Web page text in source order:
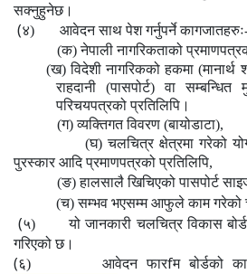
सक्नुहुनेछ।
(४)
आवेदन साथ पेश गर्नुपर्ने
(क) नेपाली नागरिकताको प्रमाणपत्रको
(ख)विदेशी नागरिकको हकमा
राहदानी (पासपोर्ट) वासम्बन्धित
परिचयपत्रको प्रतिलिपि।
(ग) व्यक्तिगत विवरण (बायोडाटा),
(घ) चलचित्र क्षेत्रमा गरेको
पुरस्कार आदि प्रमाणपत्रको प्रतिलिपि,
(ङ) हालसालै खिचिएको पासपोर्ट
(च) सम्भव भएसम्म आफुले काम गरेको
(५)
यो जानकारी चलचित्र विकास
गरिएको छ।
(६) आवेदन फारfम बोर्डको